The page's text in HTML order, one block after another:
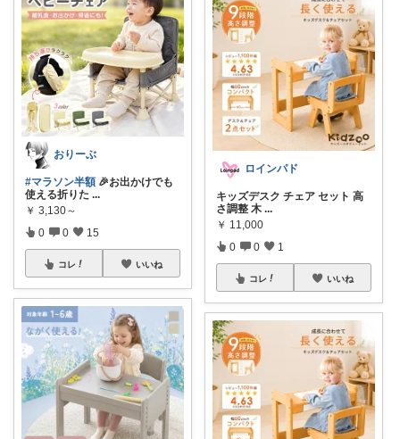
おりーぶ
#マラソン半額 🎉お出かけでも
使える折りた ...
￥ 3,130～
0 0 15
コレ いいね
ロインパド
キッズデスク チェア セット 高
さ調整 木 ...
￥ 11,000
0 0 1
コレ いいね